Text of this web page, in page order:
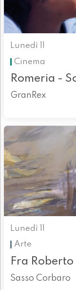
Lunedì 11
Cinema
Romeria -
GranRex
Lunedì 11
Arte
Fra
Sasso Corbaro